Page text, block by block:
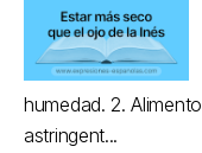
humedad. 2.
astringent...